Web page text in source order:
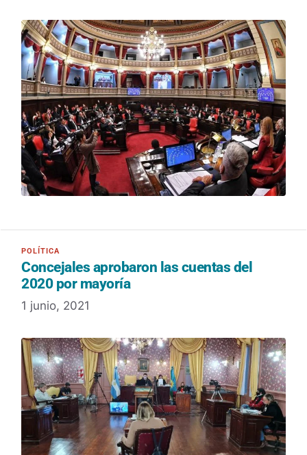
Concejales aprobaron las cuentas del
2020 por mayoría
1 junio, 2021